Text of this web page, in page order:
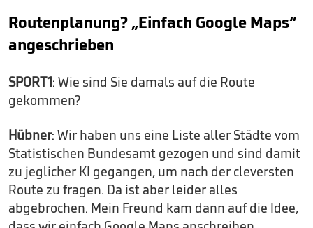
Routenplanung? „Einfach Google Maps“
angeschrieben
SPORT1: Wie sind Sie damals auf die Route
gekommen?
Hübner: Wir haben uns eine Liste aller Städte vom
Statistischen Bundesamt gezogen und sind damit
zu jeglicher KI gegangen, um nach der cleversten
Route zu fragen. Da ist aber leider alles
abgebrochen. Mein Freund kam dann auf die Idee,